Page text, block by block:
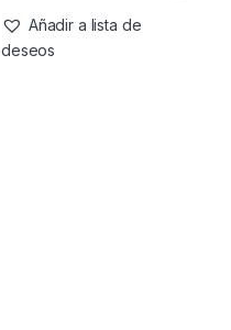
Añadir a lista de
deseos